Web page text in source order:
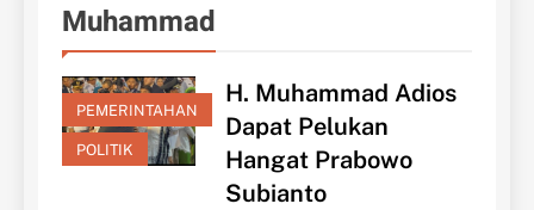
Muhammad
PEMERINTAHAN
POLITIK
H. Muhammad Adios
Dapat Pelukan
Hangat Prabowo
Subianto